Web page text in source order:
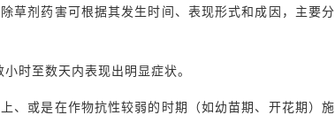
草剂药害可根据其发生时间、表现形式和成因，主要分
时至数天内表现出明显症状。
、或是在作物抗性较弱的时期（如幼苗期、开花期）施